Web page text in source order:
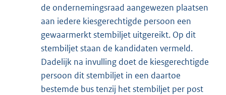
de ondernemingsraad aangewezen plaatsen
aan iedere kiesgerechtigde persoon een
gewaarmerkt stembiljet uitgereikt. Op dit
stembiljet staan de kandidaten vermeld.
Dadelijk na invulling doet de kiesgerechtigde
persoon dit stembiljet in een daartoe
bestemde bus tenzij het stembiljet per post